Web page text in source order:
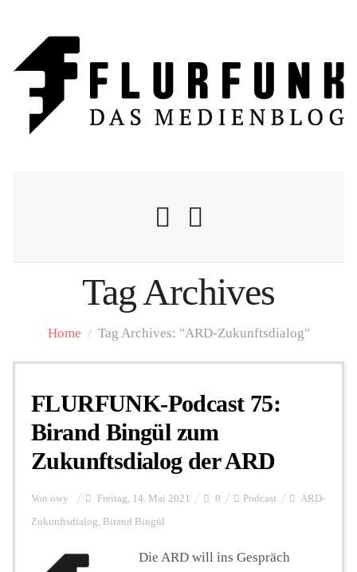
Nachrichten
Personalien
Hintergrund
FUNKTURM-Beiträge
Tag Archives
Home / Tag Archives: "ARD-Zukunftsdialog"
FLURFUNK-Podcast 75:
Birand Bingül zum
Zukunftsdialog der ARD
Von owy Freitag, 14. Mai 2021 0 Podcast ARD-
Zukunftsdialog, Birand Bingül
Die ARD will ins Gespräch